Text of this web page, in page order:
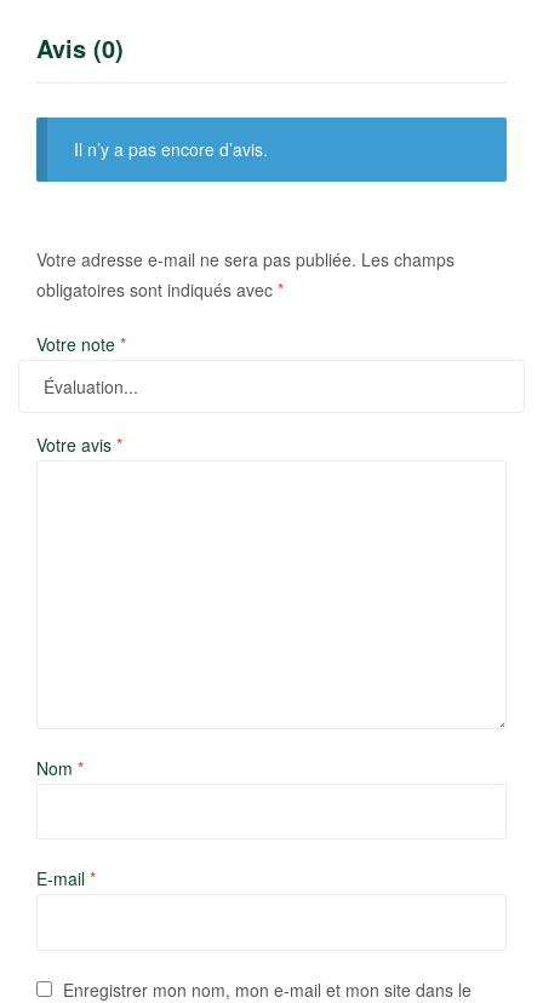
Avis (0)
Il n’y a pas encore d’avis.
Votre adresse e-mail ne sera pas publiée. Les champs
obligatoires sont indiqués avec *
Votre note *
Votre avis *
Nom *
E-mail *
Enregistrer mon nom, mon e-mail et mon site dans le